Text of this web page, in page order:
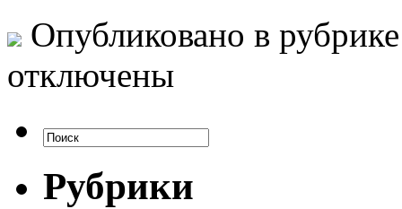
Опубликовано в
отключены
Рубрики